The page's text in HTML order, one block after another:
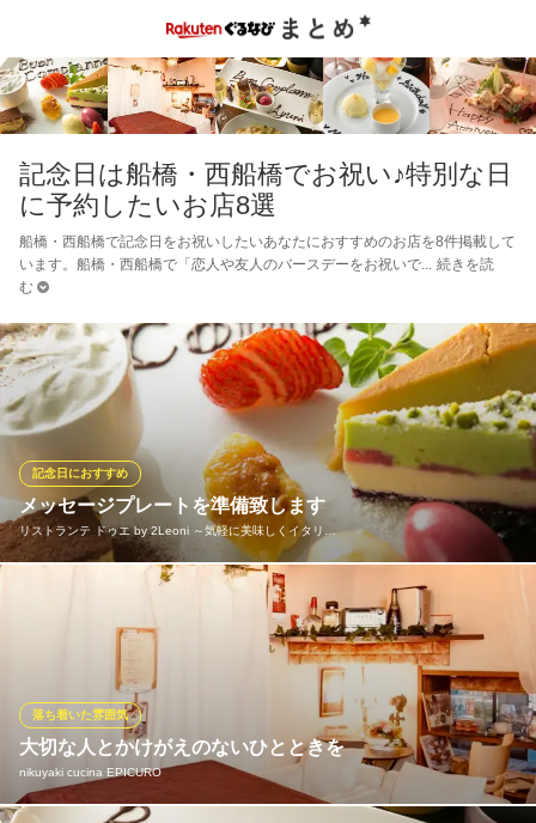
記念日は船橋・西船橋でお祝い♪特別な日
に予約したいお店8選
船橋・西船橋で記念日をお祝いしたいあなたにおすすめのお店を8件掲載して
います。船橋・西船橋で「恋人や友人のバースデーをお祝いで
続きを読
む
メッセージプレートを準備致します
リストランテ ドゥエ by 2Leoni ～気軽に美味しくイタリ…
記念日におすすめ
記念日などのお祝いにメッセージを添えた【デザートの盛合せプ
レート 1.630円】をご用意しております。。 前日までに要予約
（メッセージ内容をご連絡下さい)。※月曜日のご予約の場合は土
曜日まで アラカルトのご注文のお客様にも1630円(税込)で提供さ
せていただきます。
リストランテ ドゥエ by 2Leoni ～気軽に美味しくイタリア
ン～
カジュアルイタリアン
大切な人とかけがえのないひとときを
nikuyaki cucina EPICURO
落ち着いた雰囲気